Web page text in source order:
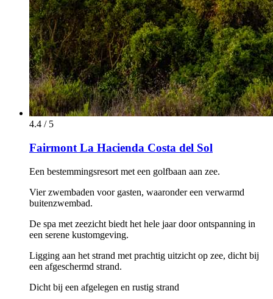
4.4 / 5
Fairmont La Hacienda Costa del Sol
Een bestemmingsresort met een golfbaan aan zee.
Vier zwembaden voor gasten, waaronder een verwarmd
buitenzwembad.
De spa met zeezicht biedt het hele jaar door ontspanning in
een serene kustomgeving.
Ligging aan het strand met prachtig uitzicht op zee, dicht bij
een afgeschermd strand.
Dicht bij een afgelegen en rustig strand